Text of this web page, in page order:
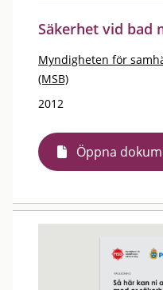
Säkerhet vid bad
Myndigheten för
(MSB)
2012
Öppna